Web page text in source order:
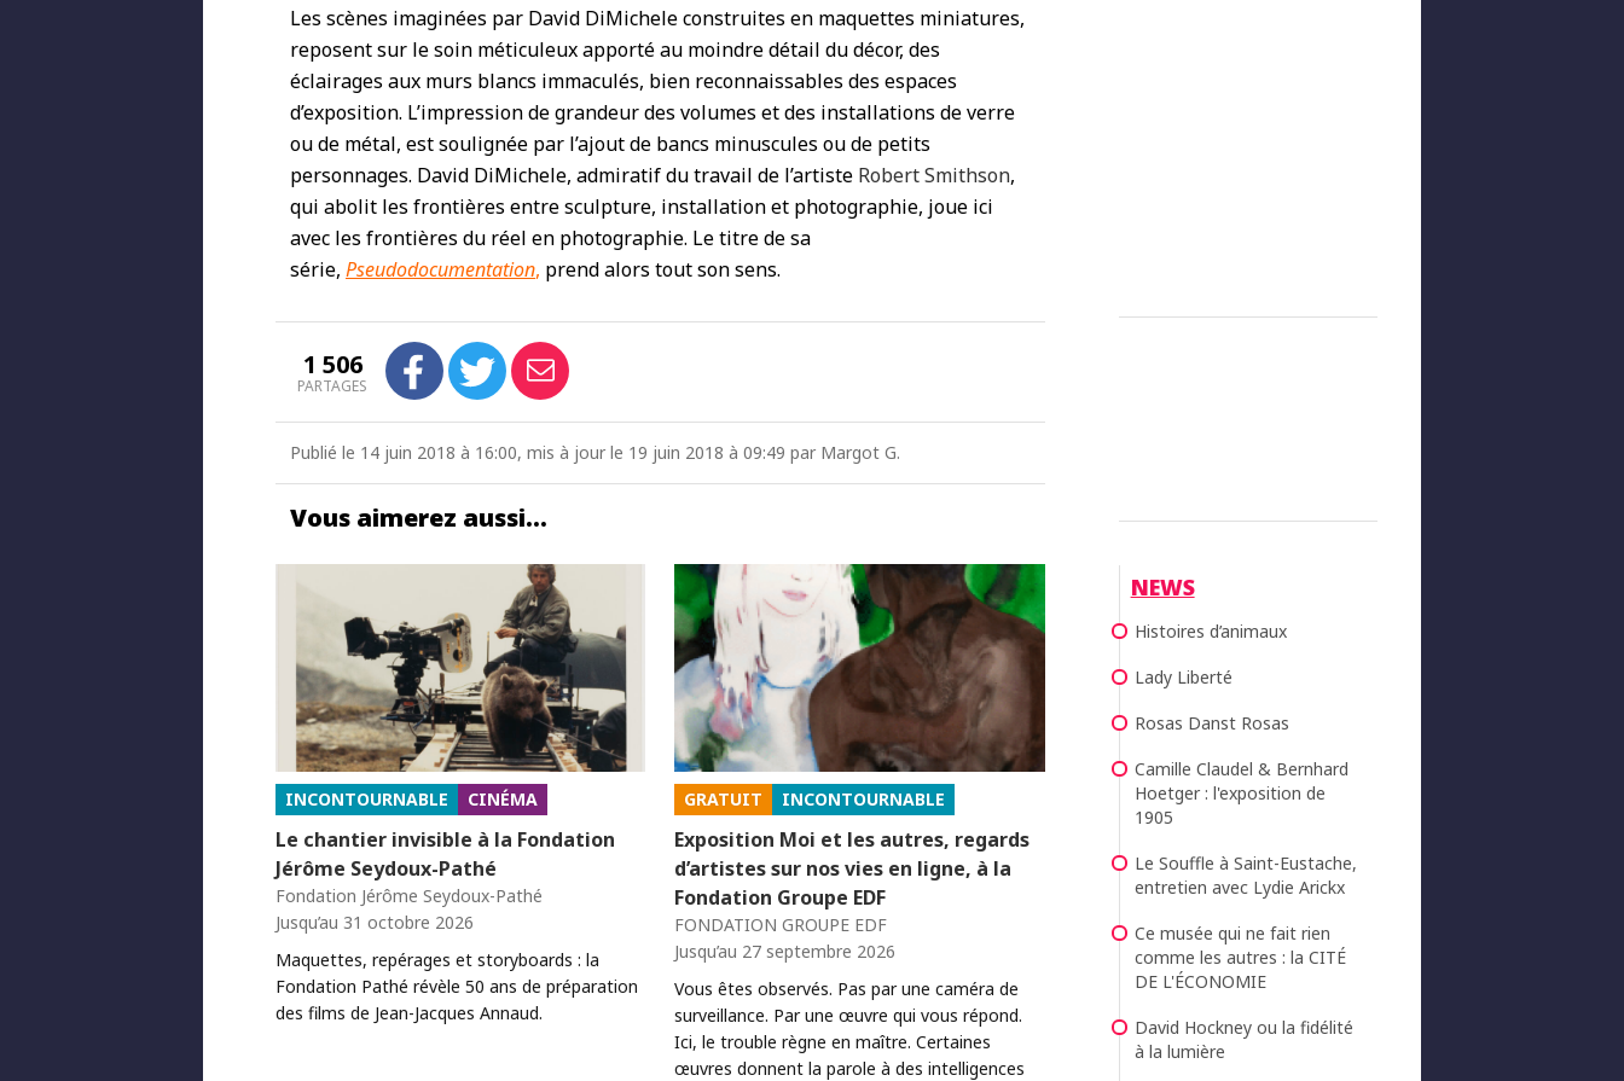
Les scènes imaginées par David DiMichele construites en maquettes miniatures,
reposent sur le soin méticuleux apporté au moindre détail du décor, des
éclairages aux murs blancs immaculés, bien reconnaissables des espaces
d’exposition. L’impression de grandeur des volumes et des installations de verre
ou de métal, est soulignée par l’ajout de bancs minuscules ou de petits
personnages. David DiMichele, admiratif du travail de l’artiste Robert Smithson,
qui abolit les frontières entre sculpture, installation et photographie, joue ici
avec les frontières du réel en photographie. Le titre de sa
série, Pseudodocumentation, prend alors tout son sens.
1 506
PARTAGES
Publié le 14 juin 2018 à 16:00, mis à jour le 19 juin 2018 à 09:49 par Margot G.
Vous aimerez aussi…
INCONTOURNABLE CINÉMA
Le chantier invisible à la Fondation
Jérôme Seydoux-Pathé
Fondation Jérôme Seydoux-Pathé
Jusqu’au 31 octobre 2026
Maquettes, repérages et storyboards : la
Fondation Pathé révèle 50 ans de préparation
des films de Jean-Jacques Annaud.
GRATUIT INCONTOURNABLE
Exposition Moi et les autres, regards
d’artistes sur nos vies en ligne, à la
Fondation Groupe EDF
FONDATION GROUPE EDF
Jusqu’au 27 septembre 2026
Vous êtes observés. Pas par une caméra de
surveillance. Par une œuvre qui vous répond.
Ici, le trouble règne en maître. Certaines
œuvres donnent la parole à des intelligences
NEWS
Histoires d’animaux
Lady Liberté
Rosas Danst Rosas
Camille Claudel & Bernhard
Hoetger : l'exposition de
1905
Le Souffle à Saint-Eustache,
entretien avec Lydie Arickx
Ce musée qui ne fait rien
comme les autres : la CITÉ
DE L'ÉCONOMIE
David Hockney ou la fidélité
à la lumière